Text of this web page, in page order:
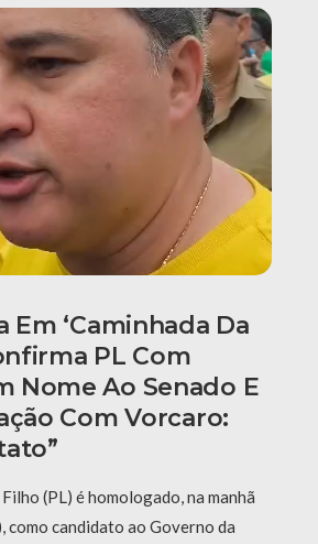
Em ‘caminhada Da
PL Com
Nome Ao Senado E
Com Vorcaro:
(PL) é homologado, na manhã
como candidato ao Governo da